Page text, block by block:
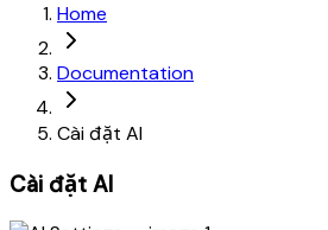
Home
Documentation
Cài đặt AI
Cài đặt AI